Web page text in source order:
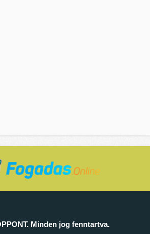
Minden jog fenntartva.